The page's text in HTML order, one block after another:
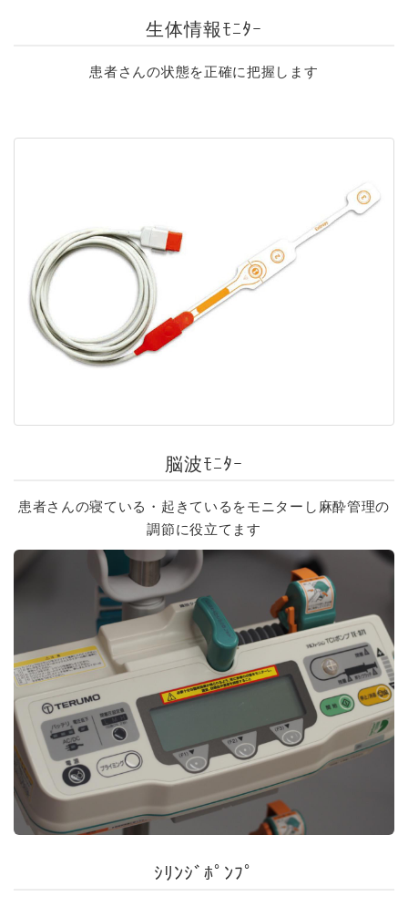
生体情報ﾓﾆﾀｰ
患者さんの状態を正確に把握します
脳波ﾓﾆﾀｰ
患者さんの寝ている・起きているをモニターし麻酔管理の
調節に役立てます
ｼﾘﾝｼﾞﾎﾟﾝﾌﾟ